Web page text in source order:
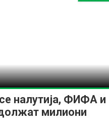
налутија, ФИФА и
милиони